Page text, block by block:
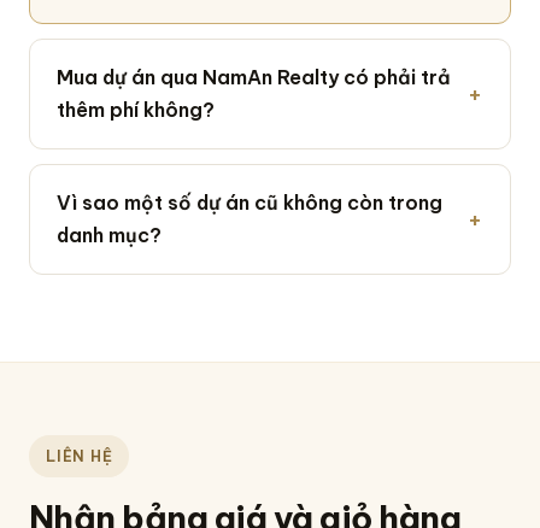
Mua dự án qua NamAn Realty có phải trả
thêm phí không?
Vì sao một số dự án cũ không còn trong
danh mục?
LIÊN HỆ
Nhận bảng giá và giỏ hàng